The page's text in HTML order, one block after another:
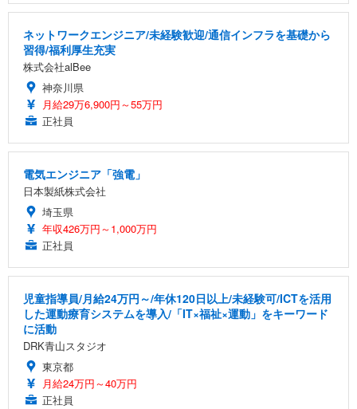
ネットワークエンジニア/未経験歓迎/通信インフラを基礎から
習得/福利厚生充実
株式会社alBee
神奈川県
月給29万6,900円～55万円
正社員
電気エンジニア「強電」
日本製紙株式会社
埼玉県
年収426万円～1,000万円
正社員
児童指導員/月給24万円～/年休120日以上/未経験可/ICTを活用
した運動療育システムを導入/「IT×福祉×運動」をキーワード
に活動
DRK青山スタジオ
東京都
月給24万円～40万円
正社員